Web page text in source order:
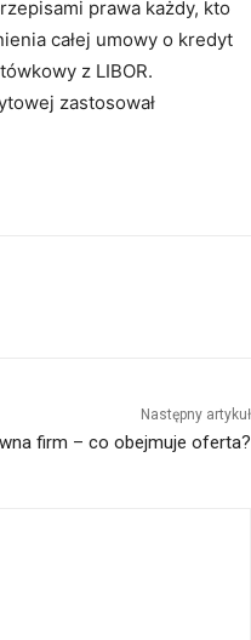
prawa każdy, kto
całej umowy o kredyt
z LIBOR.
zastosował
Następny artykuł
firm – co obejmuje oferta?